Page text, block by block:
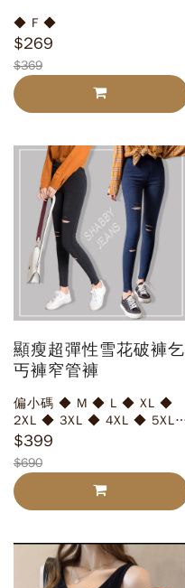
◆ F ◆
$269
$369
顯瘦超彈性雪花破褲乞
丐褲窄管褲
偏小碼 ◆ M ◆ L ◆ XL ◆
2XL ◆ 3XL ◆ 4XL ◆ 5XL
◆ 6XL
$399
$690